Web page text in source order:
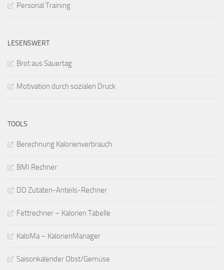
Personal Training
LESENSWERT
Brot aus Sauertag
Motivation durch sozialen Druck
TOOLS
Berechnung Kalorienverbrauch
BMI Rechner
DD Zutaten-Anteils-Rechner
Fettrechner – Kalorien Tabelle
KaloMa – KalorienManager
Saisonkalender Obst/Gemüse